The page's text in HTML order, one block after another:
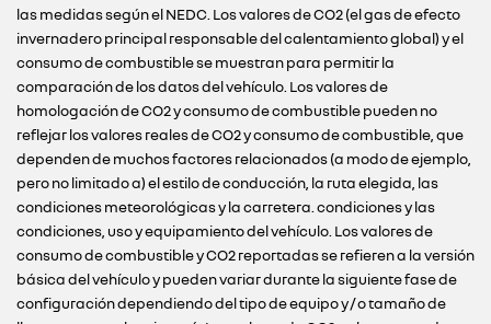
las medidas según el NEDC. Los valores de CO2 (el gas de efecto
invernadero principal responsable del calentamiento global) y el
consumo de combustible se muestran para permitir la
comparación de los datos del vehículo. Los valores de
homologación de CO2 y consumo de combustible pueden no
reflejar los valores reales de CO2 y consumo de combustible, que
dependen de muchos factores relacionados (a modo de ejemplo,
pero no limitado a) el estilo de conducción, la ruta elegida, las
condiciones meteorológicas y la carretera. condiciones y las
condiciones, uso y equipamiento del vehículo. Los valores de
consumo de combustible y CO2 reportadas se refieren a la versión
básica del vehículo y pueden variar durante la siguiente fase de
configuración dependiendo del tipo de equipo y / o tamaño de